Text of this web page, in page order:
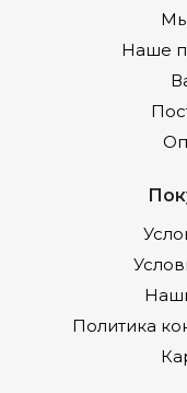
Наше
Политика